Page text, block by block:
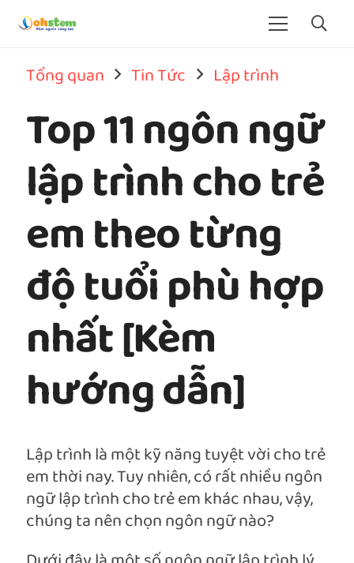
Tổng quan Tin Tức Lập trình
Top 11 ngôn ngữ
lập trình cho trẻ
em theo từng
độ tuổi phù hợp
nhất [Kèm
hướng dẫn]
Lập trình là một kỹ năng tuyệt vời cho trẻ
em thời nay. Tuy nhiên, có rất nhiều ngôn
ngữ lập trình cho trẻ em khác nhau, vậy,
chúng ta nên chọn ngôn ngữ nào?